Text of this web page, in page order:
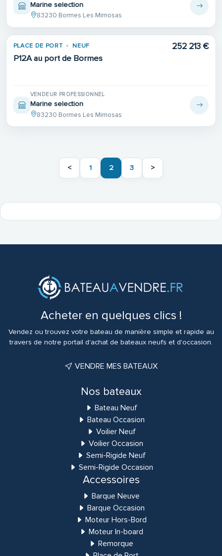
Marine selection
83230 Bormes Les Mimosas
PLACE DE PORT NEUF
P12A au port de Bormes
252 213 €
VENDEUR PROFESSIONNEL
Marine selection
83230 Bormes Les Mimosas
< 1 2 3 >
Acheter en quelques clics !
Vendez ou trouvez votre bateau de manière simple et rapide au
travers de notre portail d'achat de bateaux neufs et d'occasion.
VENDRE MES BATEAUX
Nos bateaux
Bateau Neuf
Bateau Occasion
Voilier Neuf
Voilier Occasion
Semi-Rigide Neuf
Semi-Rigide Occasion
Accessoires
Barque Neuve
Barque Occasion
Moteur Hors-Bord
Moteur In-board
Remorque